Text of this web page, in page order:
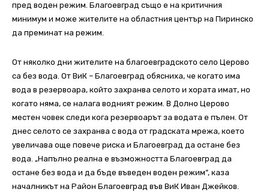
пред воден режим. Благоевград също е на критичния
минимум и може жителите на областния център на Пиринско
да преминат на режим.
От няколко дни жителите на благоевградското село Церово
са без вода. От ВиК – Благоевград обясниха, че когато има
вода в резервоара, който захранва селото и хората имат, но
когато няма, се налага водният режим. В Долно Церово
местен човек следи кога резервоарът за водата е пълен. От
днес селото се захранва с вода от градската мрежа, което
увеличава още повече риска и Благоевград да остане без
вода. „Напълно реална е възможността Благоевград да
остане без вода и да бъде въведен воден режим”, каза
началникът на Район Благоевград във ВиК Иван Джейков.